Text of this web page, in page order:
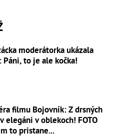
moderátorka ukázala
Páni, to je ale kočka!
filmu Bojovník: Z drsných
elegáni v oblekoch! FOTO
to pristane...